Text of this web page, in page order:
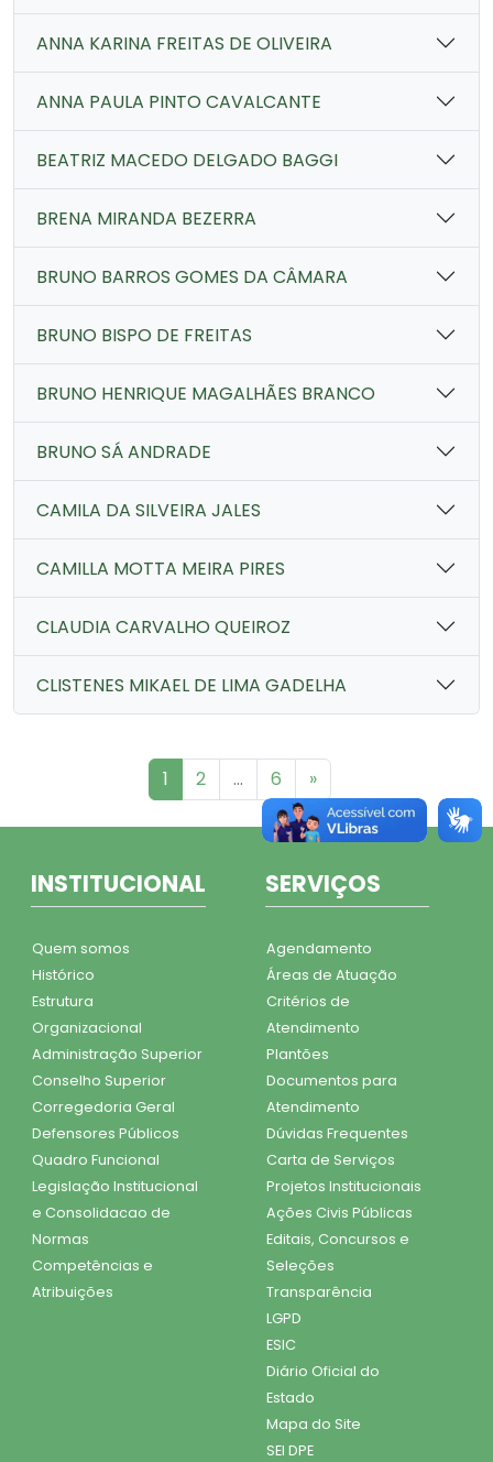
ANNA KARINA FREITAS DE OLIVEIRA
ANNA PAULA PINTO CAVALCANTE
BEATRIZ MACEDO DELGADO BAGGI
BRENA MIRANDA BEZERRA
BRUNO BARROS GOMES DA CÂMARA
BRUNO BISPO DE FREITAS
BRUNO HENRIQUE MAGALHÃES BRANCO
BRUNO SÁ ANDRADE
CAMILA DA SILVEIRA JALES
CAMILLA MOTTA MEIRA PIRES
CLAUDIA CARVALHO QUEIROZ
CLISTENES MIKAEL DE LIMA GADELHA
1 2 ... 6 »
INSTITUCIONAL
Quem somos
Histórico
Estrutura
Organizacional
Administração Superior
Conselho Superior
Corregedoria Geral
Defensores Públicos
Quadro Funcional
Legislação Institucional
e Consolidacao de
Normas
Competências e
Atribuições
SERVIÇOS
Agendamento
Áreas de Atuação
Critérios de
Atendimento
Plantões
Documentos para
Atendimento
Dúvidas Frequentes
Carta de Serviços
Projetos Institucionais
Ações Civis Públicas
Editais, Concursos e
Seleções
Transparência
LGPD
ESIC
Diário Oficial do
Estado
Mapa do Site
SEI DPE